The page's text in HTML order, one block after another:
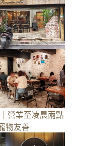
營業至凌晨兩點
物友善